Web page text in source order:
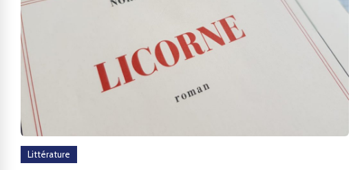
Littérature